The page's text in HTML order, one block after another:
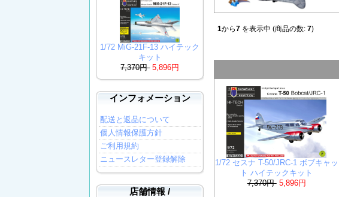
1/72 MiG-21F-13 ハイテック
キット
7,370円 5,896円
インフォメーション
配送と返品について
個人情報保護方針
ご利用規約
ニュースレター登録解除
店舗情報 /
1から7を表示中 (商品の数: 7)
1/72 セスナ T-50/JRC-1 ボブキャッ
ト ハイテックキット
7,370円 5,896円